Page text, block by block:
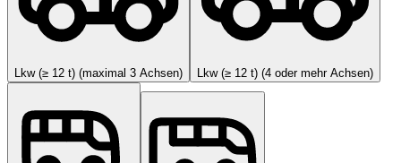
Lkw (≥ 12 t) (maximal 3 Achsen) Lkw (≥ 12 t) (4 oder mehr Achsen)